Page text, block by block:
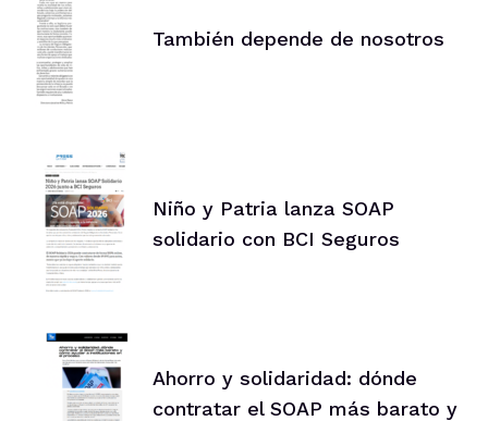
También depende de nosotros
Niño y Patria lanza SOAP
solidario con BCI Seguros
Ahorro y solidaridad: dónde
contratar el SOAP más barato y